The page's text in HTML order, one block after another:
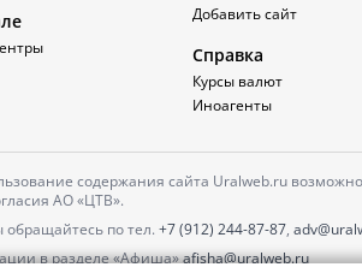
Добавить сайт
Справка
Курсы валют
Иноагенты
содержания сайта Uralweb.ru возможно
АО «ЦТВ».
по тел. +7 (912) 244-87-87,
в разделе «Афиша»afisha@uralweb.ru